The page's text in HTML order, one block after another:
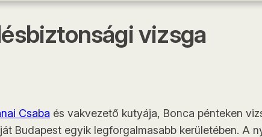
vizsga
Csaba és vakvezető kutyája, Bonca pénteken
Budapest egyik legforgalmasabb kerületében. A